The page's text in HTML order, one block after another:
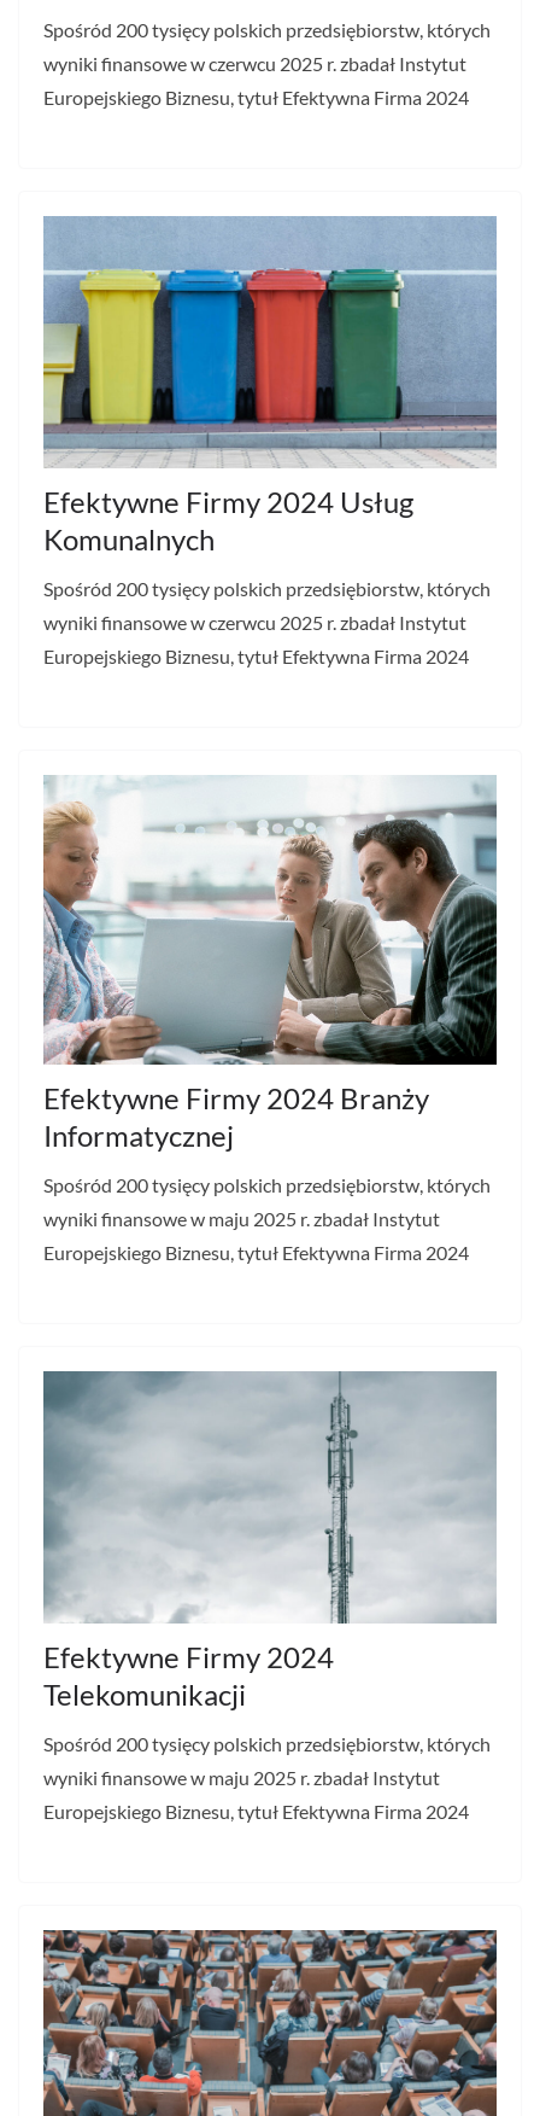
Spośród 200 tysięcy polskich przedsiębiorstw, których
wyniki finansowe w czerwcu 2025 r. zbadał Instytut
Europejskiego Biznesu, tytuł Efektywna Firma 2024
Efektywne Firmy 2024 Usług
Komunalnych
Spośród 200 tysięcy polskich przedsiębiorstw, których
wyniki finansowe w czerwcu 2025 r. zbadał Instytut
Europejskiego Biznesu, tytuł Efektywna Firma 2024
Efektywne Firmy 2024 Branży
Informatycznej
Spośród 200 tysięcy polskich przedsiębiorstw, których
wyniki finansowe w maju 2025 r. zbadał Instytut
Europejskiego Biznesu, tytuł Efektywna Firma 2024
Efektywne Firmy 2024
Telekomunikacji
Spośród 200 tysięcy polskich przedsiębiorstw, których
wyniki finansowe w maju 2025 r. zbadał Instytut
Europejskiego Biznesu, tytuł Efektywna Firma 2024